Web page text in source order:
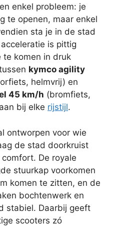
enkel probleem: je
te openen, maar enkel
sta je in de stad
is pittig
te komen in druk
kymco agility
helmvrij) en
45 km/h (bromfiets,
bij elke rijstijl.
ontworpen voor wie
de stad doorkruist
De royale
stuurkap voorkomen
komen te zitten, en de
bochtenwerk en
stabiel. Daarbij geeft
scooters zó